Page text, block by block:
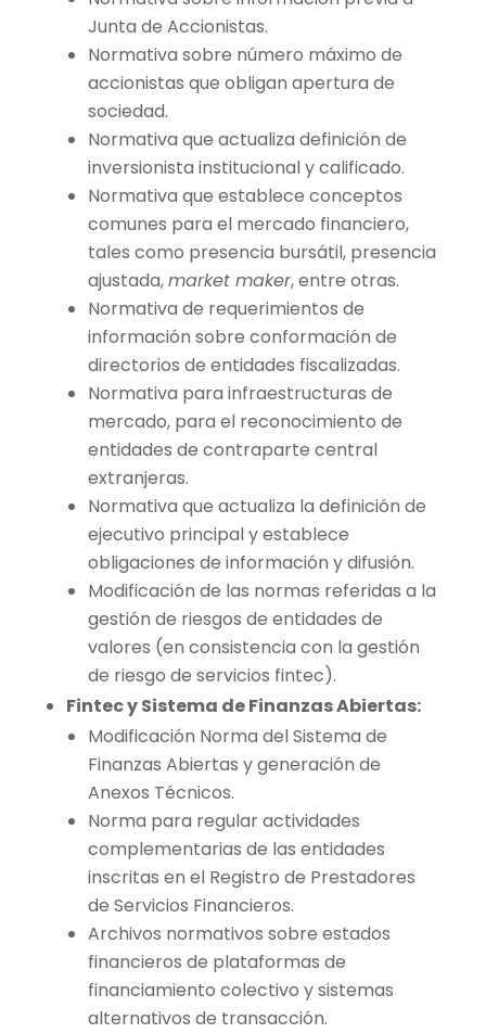
Junta de Accionistas.
Normativa sobre número máximo de
accionistas que obligan apertura de
sociedad.
Normativa que actualiza definición de
inversionista institucional y calificado.
Normativa que establece conceptos
comunes para el mercado financiero,
tales como presencia bursátil, presencia
ajustada,market maker, entre otras.
Normativa de requerimientos de
información sobre conformación de
directorios de entidades fiscalizadas.
Normativa para infraestructuras de
mercado, para el reconocimiento de
entidades de contraparte central
extranjeras.
Normativa que actualiza la definición de
ejecutivo principal y establece
obligaciones de información y difusión.
Modificación de las normas referidas a la
gestión de riesgos de entidades de
valores (en consistencia con la gestión
de riesgo de servicios fintec).
Fintec y Sistema de Finanzas Abiertas:
Modificación Norma del Sistema de
Finanzas Abiertas y generación de
Anexos Técnicos.
Norma para regular actividades
complementarias de las entidades
inscritas en el Registro de Prestadores
de Servicios Financieros.
Archivos normativos sobre estados
financieros de plataformas de
financiamiento colectivo y sistemas
alternativos de transacción.